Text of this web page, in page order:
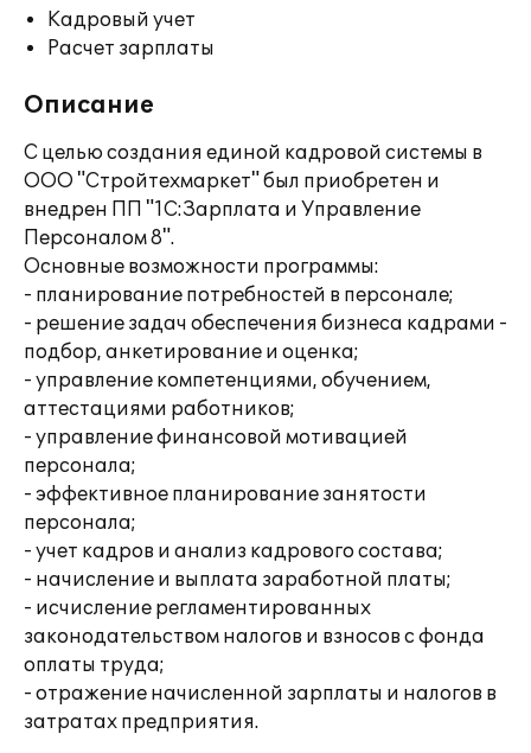
Кадровый учет
Расчет зарплаты
Описание
С целью создания единой кадровой системы в
ООО "Стройтехмаркет" был приобретен и
внедрен ПП "1С:Зарплата и Управление
Персоналом 8".
Основные возможности программы:
- планирование потребностей в персонале;
- решение задач обеспечения бизнеса кадрами -
подбор, анкетирование и оценка;
- управление компетенциями, обучением,
аттестациями работников;
- управление финансовой мотивацией
персонала;
- эффективное планирование занятости
персонала;
- учет кадров и анализ кадрового состава;
- начисление и выплата заработной платы;
- исчисление регламентированных
законодательством налогов и взносов с фонда
оплаты труда;
- отражение начисленной зарплаты и налогов в
затратах предприятия.